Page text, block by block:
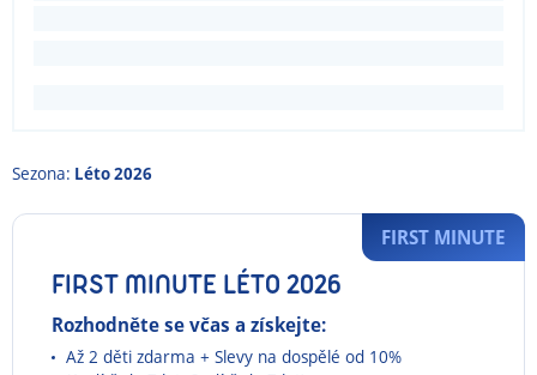
Sezona: Léto 2026
FIRST MINUTE LÉTO 2026
Rozhodněte se včas a získejte:
Až 2 děti zdarma + Slevy na dospělé od 10%
FIRST MINUTE